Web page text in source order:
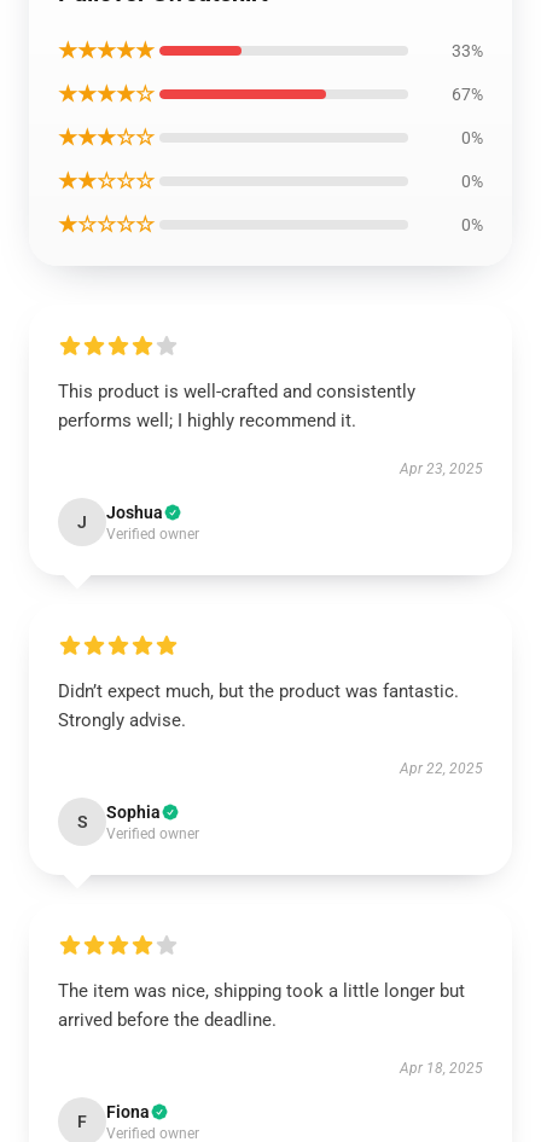
★★★★★ 33%
★★★★☆ 67%
★★★☆☆ 0%
★★☆☆☆ 0%
★☆☆☆☆ 0%
This product is well-crafted and consistently
performs well; I highly recommend it.
Apr 23, 2025
J Joshua
Verified owner
Didn’t expect much, but the product was fantastic.
Strongly advise.
Apr 22, 2025
S Sophia
Verified owner
The item was nice, shipping took a little longer but
arrived before the deadline.
Apr 18, 2025
F Fiona
Verified owner